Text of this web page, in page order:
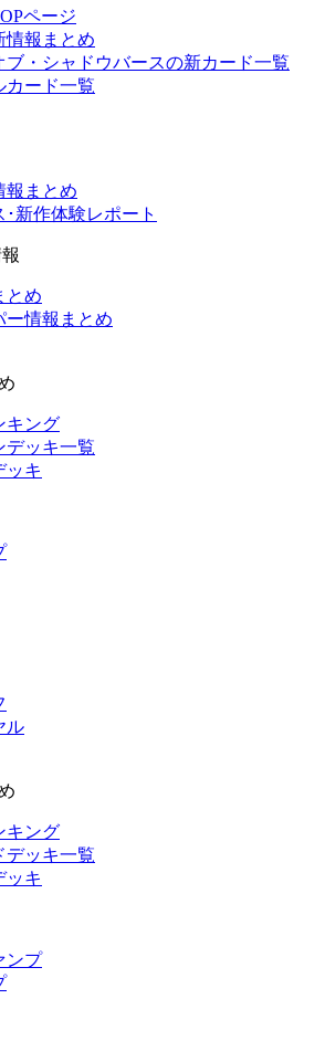
ページ
情報まとめ
ブ・シャドウバースの新カード一覧
カード一覧
報まとめ
新作体験レポート
とめ
ー情報まとめ
キング
デッキ一覧
ッキ
ル
キング
デッキ一覧
ッキ
ンプ